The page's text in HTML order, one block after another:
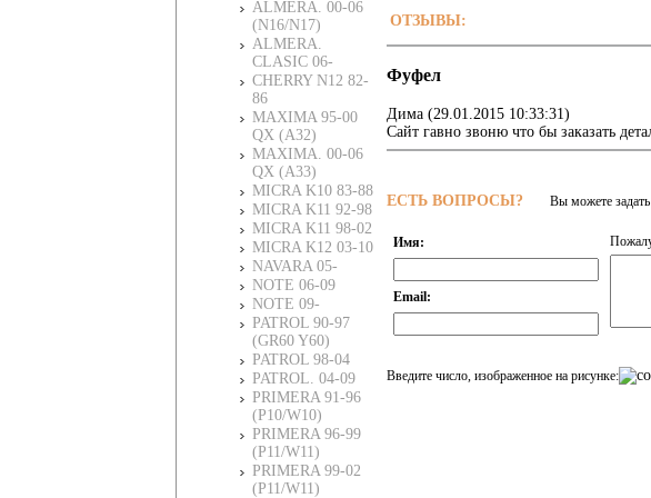
ALMERA. 00-06
(N16/N17)
ALMERA.
CLASIC 06-
CHERRY N12 82-
86
MAXIMA 95-00
QX (A32)
MAXIMA. 00-06
QX (A33)
MICRA K10 83-88
MICRA K11 92-98
MICRA K11 98-02
MICRA K12 03-10
NAVARA 05-
NOTE 06-09
NOTE 09-
PATROL 90-97
(GR60 Y60)
PATROL 98-04
PATROL. 04-09
PRIMERA 91-96
(P10/W10)
PRIMERA 96-99
(P11/W11)
PRIMERA 99-02
(P11/W11)
ОТЗЫВЫ:
Фуфел
Дима (29.01.2015 10:33:31 )
Сайт гавно звоню что бы заказать
ЕСТЬ ВОПРОСЫ? Вы можете
Имя:
Email:
Введите число, изображенное на рисунке: